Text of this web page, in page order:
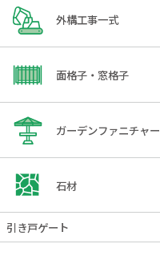
外構工事一式
面格子・窓格子
ガーデンファニチャー
石材
引き戸ゲート